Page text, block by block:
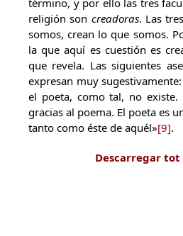
término, y por ello las tres
religión son creadoras. Las
somos, crean lo que somos.
la que aquí es cuestión es
que revela. Las siguientes
expresan muy
el poeta, como tal, no existe.
gracias al poema. El poeta es
tanto como éste de aquél»[9].
Descarregar tot